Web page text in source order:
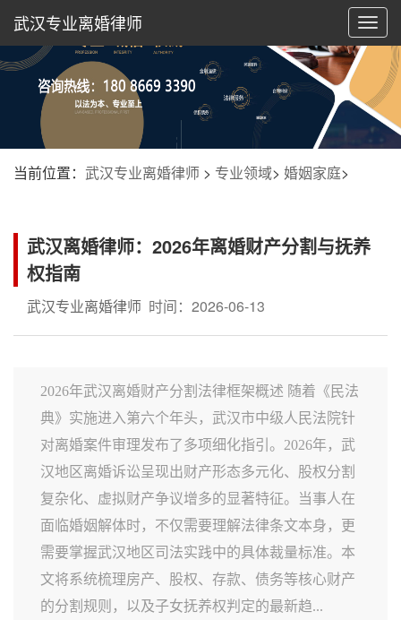
切
换
航
武汉专业离婚律师
当前位置： 武汉专业离婚律师 > 专业领域> 婚姻家庭>
武汉离婚律师：2026年离婚财产分割与抚养
权指南
武汉专业离婚律师 时间：2026-06-13
2026年武汉离婚财产分割法律框架概述 随着《民法
典》实施进入第六个年头，武汉市中级人民法院针
对离婚案件审理发布了多项细化指引。2026年，武
汉地区离婚诉讼呈现出财产形态多元化、股权分割
复杂化、虚拟财产争议增多的显著特征。当事人在
面临婚姻解体时，不仅需要理解法律条文本身，更
需要掌握武汉地区司法实践中的具体裁量标准。本
文将系统梳理房产、股权、存款、债务等核心财产
的分割规则，以及子女抚养权判定的最新趋...